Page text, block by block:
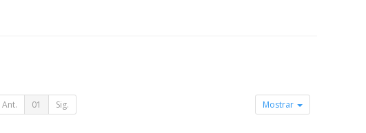
Ant. 01 Sig. Mostrar